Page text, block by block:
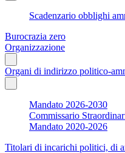
Scadenzario obblighi
Burocrazia zero
Organizzazione
Organi di indirizzo politico-
Mandato 2026-2030
Commissario
Mandato 2020-2026
Titolari di incarichi politici, di